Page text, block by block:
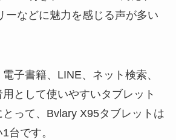
ーなどに魅力を感じる声が多い
子書籍、LINE、ネット検索、
として使いやすいタブレット
って、Bvlary X95タブレットは
台です。